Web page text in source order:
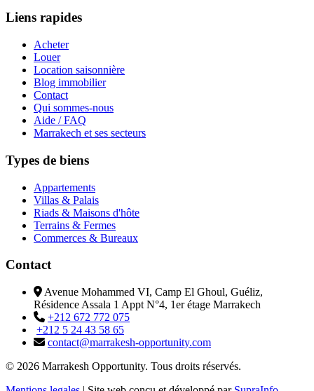
Liens rapides
Acheter
Louer
Location saisonnière
Blog immobilier
Contact
Qui sommes-nous
Aide / FAQ
Marrakech et ses secteurs
Types de biens
Appartements
Villas & Palais
Riads & Maisons d'hôte
Terrains & Fermes
Commerces & Bureaux
Contact
Avenue Mohammed VI, Camp El Ghoul, Guéliz,
Résidence Assala 1 Appt N°4, 1er étage Marrakech
+212 672 772 075
+212 5 24 43 58 65
contact@marrakesh-opportunity.com
© 2026 Marrakesh Opportunity. Tous droits réservés.